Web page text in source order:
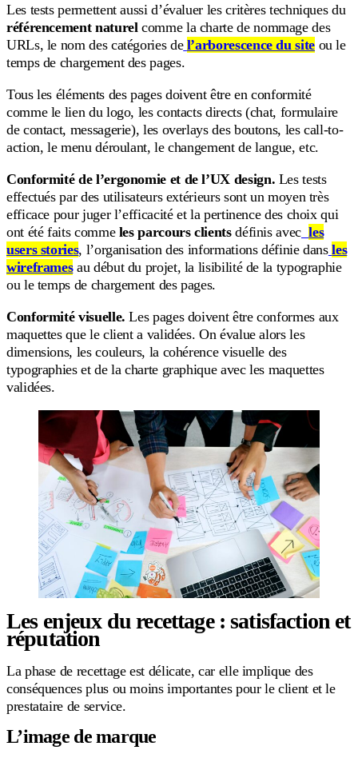
Les tests permettent aussi d’évaluer les critères techniques du
référencement naturelcomme la charte de nommage des
URLs, le nom des catégories de l’arborescence du siteou le
temps de chargement des pages.
Tous les éléments des pages doivent être en conformité
comme le lien du logo, les contacts directs (chat, formulaire
de contact, messagerie), les overlays des boutons, les call-to-
action, le menu déroulant, le changement de langue, etc.
Conformité de l’ergonomie et de l’UX design. Les tests
effectués par des utilisateurs extérieurs sont un moyen très
efficace pour juger l’efficacité et la pertinence des choix qui
ont été faits commeles parcours clientsdéfinis avec les
users stories, l’organisation des informations définie dans les
wireframesau début du projet, la lisibilité de la typographie
ou le temps de chargement des pages.
Conformité visuelle.Les pages doivent être conformes aux
maquettes que le client a validées. On évalue alors les
dimensions, les couleurs, la cohérence visuelle des
typographies et de la charte graphique avec les maquettes
validées.
Les enjeux du recettage : satisfaction et
réputation
La phase de recettage est délicate, car elle implique des
conséquences plus ou moins importantes pour le client et le
prestataire de service.
L’image de marque